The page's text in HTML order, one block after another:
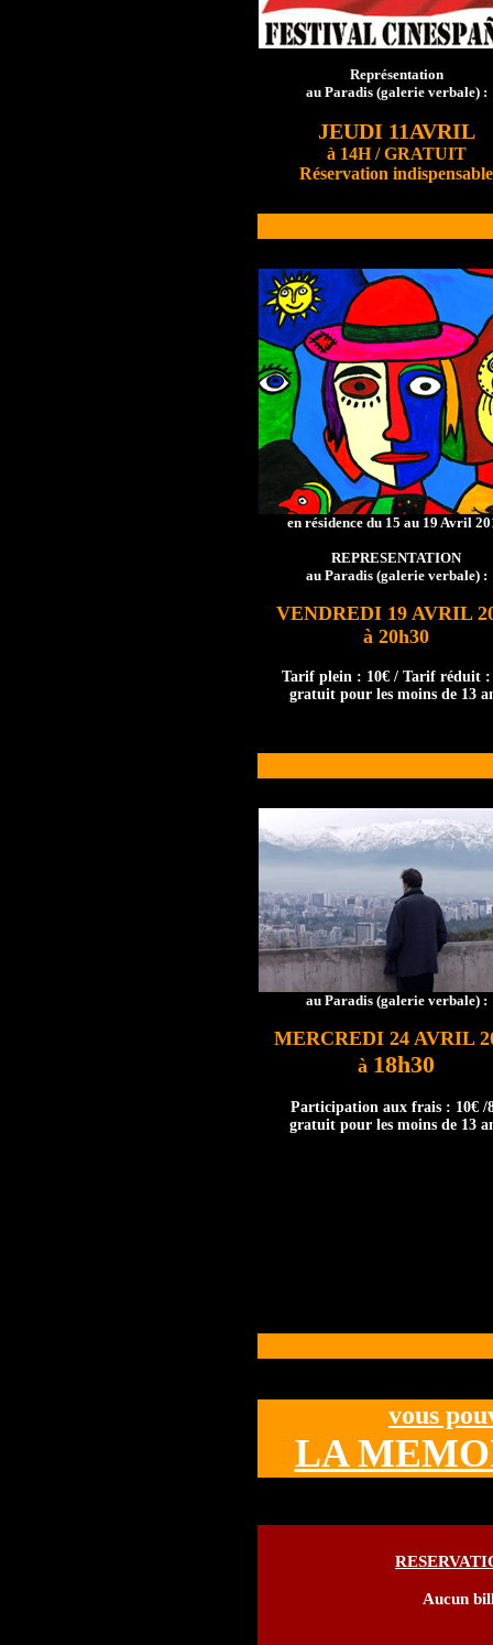
Représentation
au Paradis (galerie verbale) :
JEUDI 11AVRIL
à 14H / GRATUIT
Réservation indispensable
en résidence du 15 au 19 Avril
REPRESENTATION
au Paradis (galerie verbale) :
VENDREDI 19 AVRIL
à 20h30
Tarif plein : 10€ / Tarif réduit :
gratuit pour les moins de 13
au Paradis (galerie verbale) :
MERCREDI 24 AVRIL
à 18h30
Participation aux frais : 10€ /
gratuit pour les moins de 13
vous
LA
Aucun